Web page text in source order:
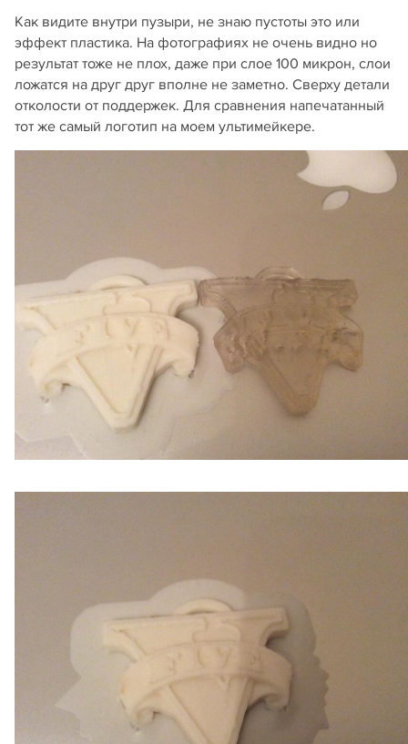
Как видите внутри пузыри, не знаю пустоты это или
эффект пластика. На фотографиях не очень видно но
результат тоже не плох, даже при слое 100 микрон, слои
ложатся на друг друг вполне не заметно. Сверху детали
отколости от поддержек. Для сравнения напечатанный
тот же самый логотип на моем ультимейкере.